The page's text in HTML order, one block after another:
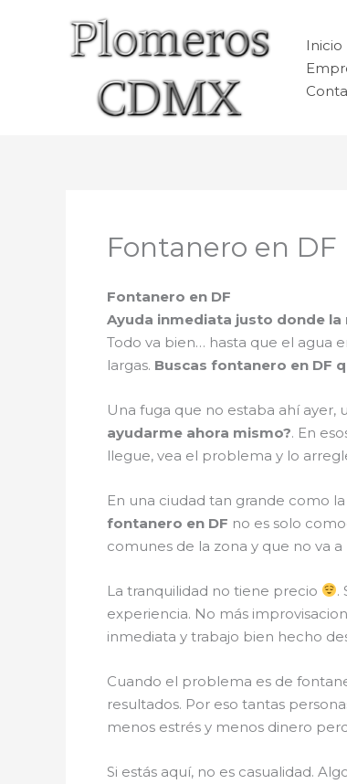
Inicio
Fontanero en DF
Fontanero en DF
Ayuda inmediata justo donde la
Todo va bien… hasta que el agua
largas. Buscas fontanero en DF
Una fuga que no estaba ahí ayer,
ayudarme ahora mismo?. En
llegue, vea el problema y lo
En una ciudad tan grande como
fontanero en DF no es solo
comunes de la zona y que no va
La tranquilidad no tiene precio
.
experiencia. No más
inmediata y trabajo bien hecho
Cuando el problema es de
resultados. Por eso tantas
menos estrés y menos dinero
Si estás aquí, no es casualidad.